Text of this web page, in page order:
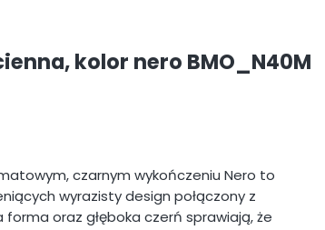
kolor nero BMO_N40M
czarnym wykończeniu Nero to
wyrazisty design połączony z
oraz głęboka czerń sprawiają, że